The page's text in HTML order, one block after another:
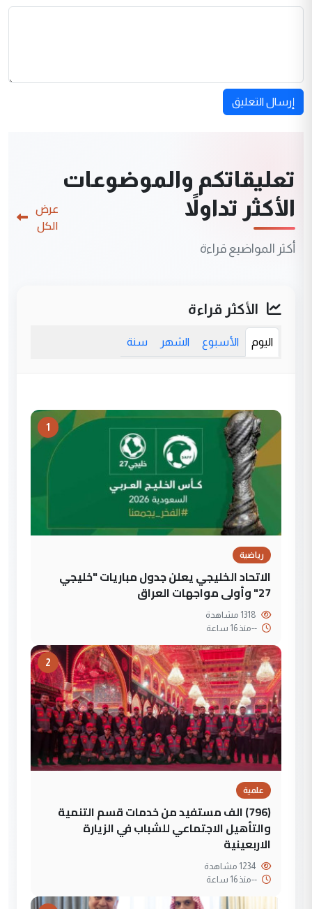
إرسال التعليق
تعليقاتكم والموضوعات
الأكثر تداولاً
أكثر المواضيع قراءة
عرض
الكل
الأكثر قراءة
اليوم الأسبوع الشهر سنة
1
رياضية
الاتحاد الخليجي يعلن جدول مباريات "خليجي
27" وأولى مواجهات العراق
--منذ 16 ساعة
2
علمية
(796) الف مستفيد من خدمات قسم التنمية
والتأهيل الاجتماعي للشباب في الزيارة
الاربعينية
--منذ 16 ساعة